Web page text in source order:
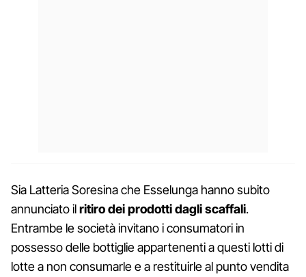
Sia Latteria Soresina che Esselunga hanno subito
annunciato ilritiro dei prodotti dagli scaffali.
Entrambe le società invitano i consumatori in
possesso delle bottiglie appartenenti a questi lotti di
lotte a non consumarle e a restituirle al punto vendita